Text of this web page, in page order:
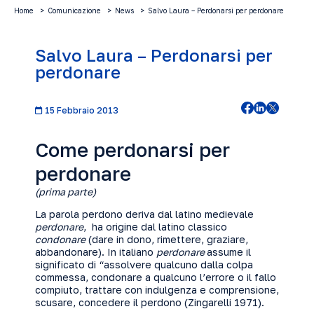
Home Comunicazione News Salvo Laura – Perdonarsi per perdonare
Salvo Laura – Perdonarsi per
perdonare
15 Febbraio 2013
Come perdonarsi per
perdonare
(prima parte)
La parola perdono deriva dal latino medievale
perdonare, ha origine dal latino classico
condonare(dare in dono, rimettere, graziare,
abbandonare). In italiano perdonareassume il
significato di “assolvere qualcuno dalla colpa
commessa, condonare a qualcuno l’errore o il fallo
compiuto, trattare con indulgenza e comprensione,
scusare, concedere il perdono (Zingarelli 1971).